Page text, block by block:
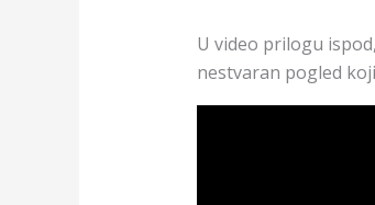
U video prilogu
nestvaran pogled